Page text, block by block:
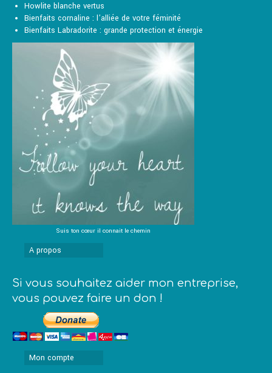
Howlite blanche vertus
Bienfaits cornaline : l’alliée de votre féminité
Bienfaits Labradorite : grande protection et énergie
Suis ton cœur il connait le chemin
A propos
Si vous souhaitez aider mon entreprise,
vous pouvez faire un don !
Mon compte